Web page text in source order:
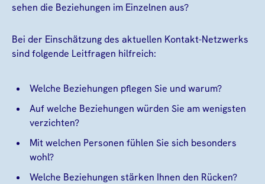
sehen die Beziehungen im Einzelnen aus?
Bei der Einschätzung des aktuellen Kontakt-Netzwerks
sind folgende Leitfragen hilfreich:
Welche Beziehungen pflegen Sie und warum?
Auf welche Beziehungen würden Sie am wenigsten
verzichten?
Mit welchen Personen fühlen Sie sich besonders
wohl?
Welche Beziehungen stärken Ihnen den Rücken?